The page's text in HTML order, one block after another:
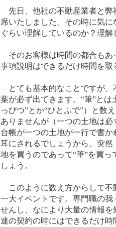
先日、他社の不動産業者と
席いたしました。その時に気
ぐらい理解しているのか？理
そのお客様は時間の都合も
事項説明はできるだけ時間を取
とても基本的なことですが
葉が必ず出てきます。“筆”と
っぴつ”とか“ひとふで”）と数
ありませんが（一つの土地は
台帳が一つの土地が一行で書
耳にされるでしょうから、突
地を買うのであって“筆”を買
しょう。
このように数え方からして
一大イベントです。専門職の
せんし、なにより大量の情報
連の契約の時にはできるだけ